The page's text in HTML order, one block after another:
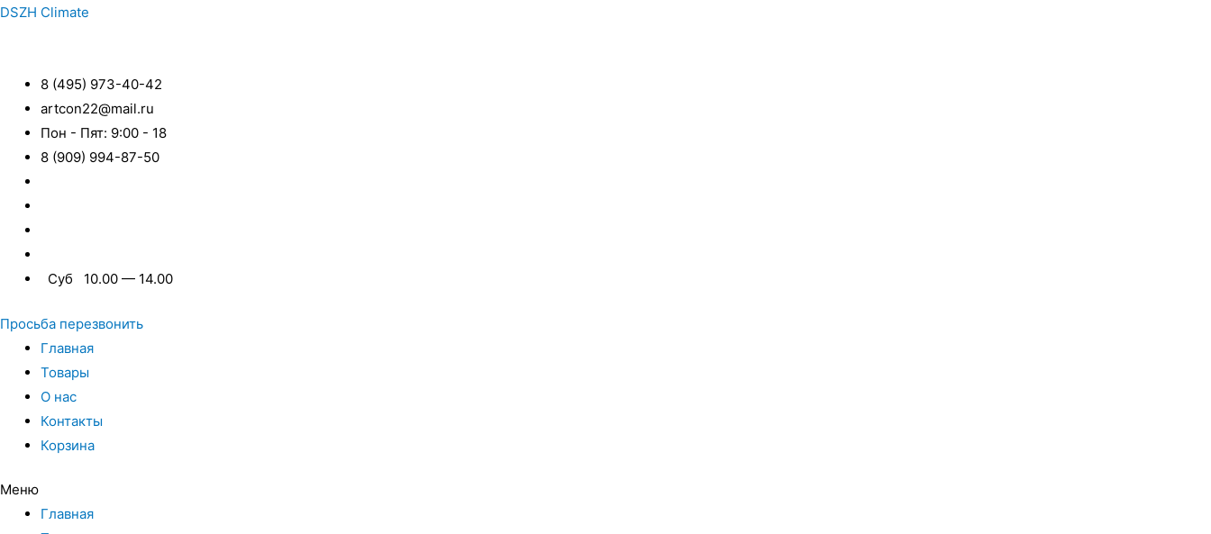
DSZH Climate
8 (495) 973-40-42
artcon22@mail.ru
Пон - Пят: 9:00 - 18
8 (909) 994-87-50
Суб 10.00 — 14.00
Просьба перезвонить
Главная
Товары
О нас
Контакты
Корзина
Меню
Главная